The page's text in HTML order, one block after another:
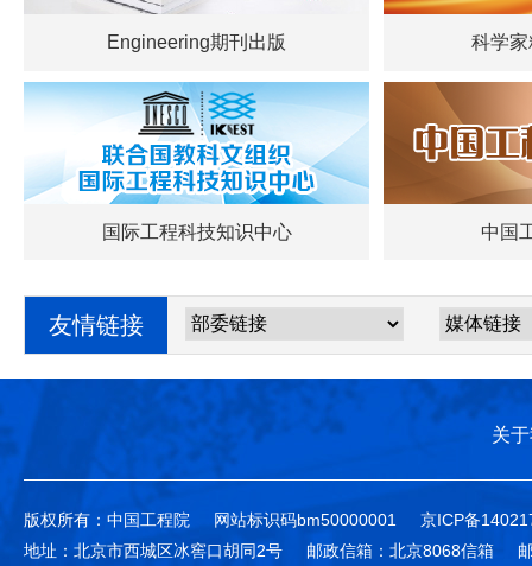
Engineering期刊出版 科学
国际工程科技知识中心 中国
友情链接
关
版权所有：中国工程院 网站标识码bm50000001
京ICP备
地址：北京市西城区冰窖口胡同2号
邮政信箱：北京8068信箱